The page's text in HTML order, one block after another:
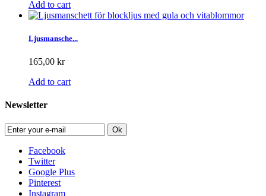
Add to cart
Ljusmansche...
165,00 kr
Add to cart
Newsletter
Ok
Facebook
Twitter
Google Plus
Pinterest
Instagram